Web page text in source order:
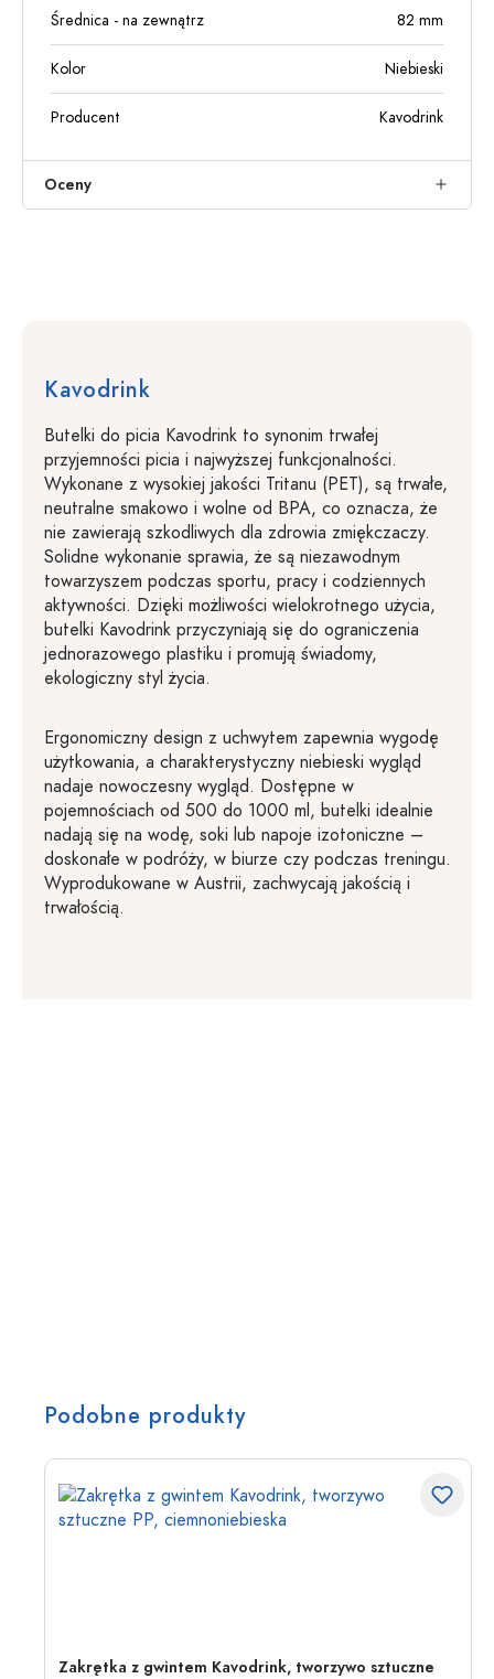
Średnica - na zewnątrz 82 mm
Kolor Niebieski
Producent Kavodrink
Oceny
Kavodrink
Butelki do picia Kavodrink to synonim trwałej
przyjemności picia i najwyższej funkcjonalności.
Wykonane z wysokiej jakości Tritanu (PET), są trwałe,
neutralne smakowo i wolne od BPA, co oznacza, że
nie zawierają szkodliwych dla zdrowia zmiękczaczy.
Solidne wykonanie sprawia, że są niezawodnym
towarzyszem podczas sportu, pracy i codziennych
aktywności. Dzięki możliwości wielokrotnego użycia,
butelki Kavodrink przyczyniają się do ograniczenia
jednorazowego plastiku i promują świadomy,
ekologiczny styl życia.
Ergonomiczny design z uchwytem zapewnia wygodę
użytkowania, a charakterystyczny niebieski wygląd
nadaje nowoczesny wygląd. Dostępne w
pojemnościach od 500 do 1000 ml, butelki idealnie
nadają się na wodę, soki lub napoje izotoniczne –
doskonałe w podróży, w biurze czy podczas treningu.
Wyprodukowane w Austrii, zachwycają jakością i
trwałością.
Podobne produkty
Zakrętka z gwintem Kavodrink, tworzywo sztuczne